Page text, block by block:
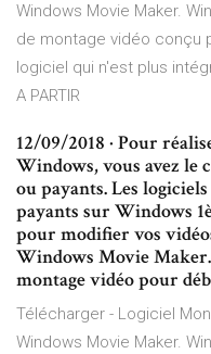
Windows Movie Maker.
de montage vidéo conçu
logiciel qui n'est plus
A PARTIR
12/09/2018 · Pour
Windows, vous avez le
ou payants. Les
payants sur Windows
pour modifier vos
Windows Movie
montage vidéo pour
Télécharger - Logiciel
Windows Movie Maker.